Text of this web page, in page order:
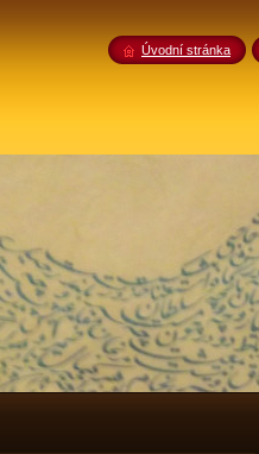
Úvodní stránka